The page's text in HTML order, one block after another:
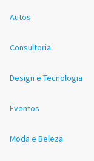
Autos
Consultoria
Design e Tecnologia
Eventos
Moda e Beleza